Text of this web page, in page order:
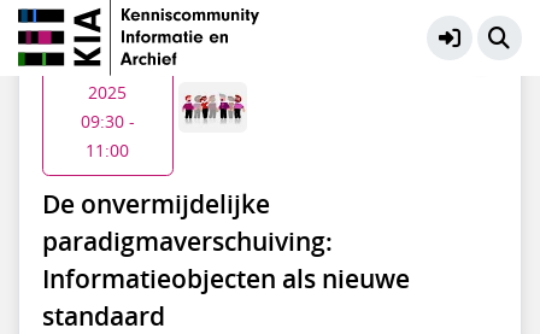
KIA Thematiendaagse
De onvermijdelijke
paradigmaverschuiving:
Informatieobjecten als nieuwe
standaard
Do 20 mrt
2025
09:30 -
11:00